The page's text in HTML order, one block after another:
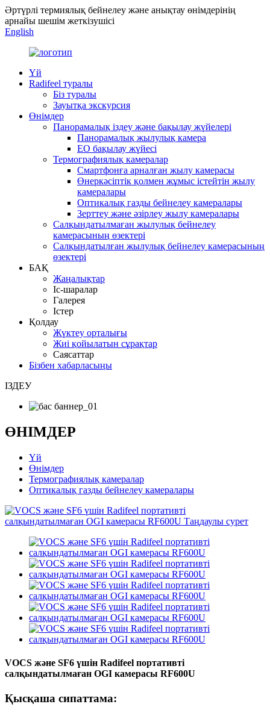
Әртүрлі термиялық бейнелеу және анықтау өнімдерінің
арнайы шешім жеткізушісі
English
Үй
Radifeel туралы
Біз туралы
Зауытқа экскурсия
Өнімдер
Панорамалық іздеу және бақылау жүйелері
Панорамалық жылулық камера
EO бақылау жүйесі
Термографиялық камералар
Смартфонға арналған жылу камерасы
Өнеркәсіптік қолмен жұмыс істейтін жылу
камералары
Оптикалық газды бейнелеу камералары
Зерттеу және әзірлеу жылу камералары
Салқындатылмаған жылулық бейнелеу
камерасының өзектері
Салқындатылған жылулық бейнелеу камерасының
өзектері
БАҚ
Жаңалықтар
Іс-шаралар
Галерея
Істер
Қолдау
Жүктеу орталығы
Жиі қойылатын сұрақтар
Саясаттар
Бізбен хабарласыңы
ІЗДЕУ
ӨНІМДЕР
Үй
Өнімдер
Термографиялық камералар
Оптикалық газды бейнелеу камералары
VOCS және SF6 үшін Radifeel портативті
салқындатылмаған OGI камерасы RF600U
Қысқаша сипаттама: